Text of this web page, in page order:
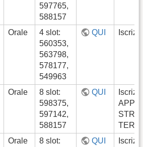
597765,
588157
Orale
4 slot:
560353,
563798,
578177,
549963
QUI
Orale
8 slot:
598375,
597142,
588157
QUI
Orale
8 slot:
QUI